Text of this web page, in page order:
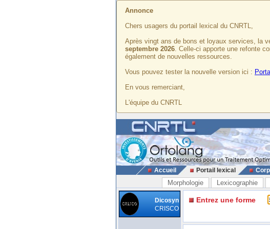
Annonce
Chers usagers du portail lexical du CNRTL,
Après vingt ans de bons et loyaux services, la
septembre 2026. Celle-ci apporte une refonte
également de nouvelles ressources.
Vous pouvez tester la nouvelle version ici :
En vous remerciant,
L'équipe du CNRTL
Accueil Portail lexical
Morphologie Lexicographie
Dicosyn
CRISCO
Entrez une forme